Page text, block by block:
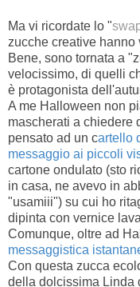
Ma vi ricordate lo "
zucche creative
Bene, sono tornata a
velocissimo, di quelli
è protagonista
A me Halloween non
mascherati a chiedere
pensato ad un cartello
messaggio ai piccoli
cartone ondulato (sto
in casa, ne avevo in
"usamiii") su cui ho
dipinta con vernice
Comunque, oltre ad
messaggistica
Con questa zucca
della dolcissima Linda